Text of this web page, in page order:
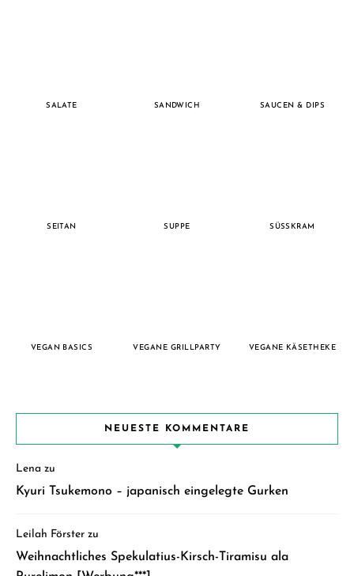
SALATE SANDWICH SAUCEN & DIPS
SEITAN SUPPE SÜSSKRAM
VEGAN BASICS VEGANE GRILLPARTY VEGANE KÄSETHEKE
NEUESTE KOMMENTARE
Lena zu
Kyuri Tsukemono – japanisch eingelegte Gurken
Leilah Förster zu
Weihnachtliches Spekulatius-Kirsch-Tiramisu ala